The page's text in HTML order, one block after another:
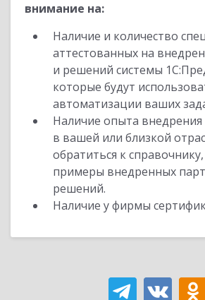
внимание на:
Наличие и количество
аттестованных на
и решений системы
которые будут
автоматизации ваших
Наличие опыта
в вашей или близкой
обратиться к
примеры внедренных
решений.
Наличие у фирмы